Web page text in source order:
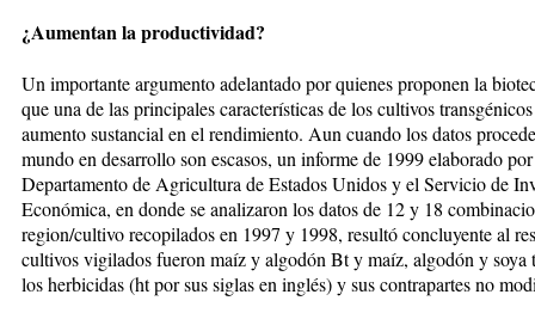
¿Aumentan la productividad?
Un importante argumento adelantado por quienes proponen la
que una de las principales ca­­­rac­terísticas de los cultivos
aumento sustancial en el ren­di­mien­to. Aun cuan­do los da­tos
mundo en desa­rro­llo son escasos, un informe de 1999 elaborado
Departamento de Agri­cul­­tu­ra de Estados Unidos y el Ser­vi­cio de
Económica, en donde se ana­lizaron los datos de 12 y 18
region/cultivo recopilados en 1997 y 1998, resultó con­clu­yen­te al
cultivos vigilados fue­ron maíz y algodón Bt y maíz, al­go­dón y so­ya
los herbicidas (ht por sus si­glas en inglés) y sus con­tra­par­tes no